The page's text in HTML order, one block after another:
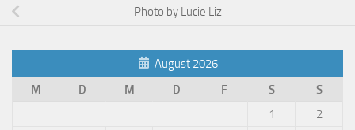
Photo by Lucie Liz
August 2026
M
D M D F S
S
1
2